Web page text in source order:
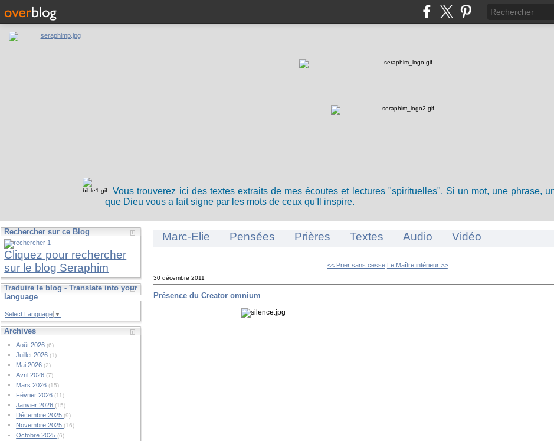
Vous trouverez ici des textes extraits de mes écoutes et lectures "spirituelles". Si un mot, une phrase,
que Dieu vous a fait signe par les mots de ceux qu'Il inspire.
Rechercher sur ce Blog
Cliquez pour rechercher
sur le blog Seraphim
Traduire le blog - Translate into your
language
Select Language ▼
Archives
Août 2026(6)
Juillet 2026(1)
Mai 2026(2)
Avril 2026(7)
Mars 2026(15)
Février 2026(11)
Janvier 2026(15)
Décembre 2025(9)
Novembre 2025(16)
Octobre 2025(6)
Marc-Elie Pensées Prières Textes Audio Vidéo
<< Prier sans cesse Le Maître intérieur >>
30 décembre 2011
Présence du Creator omnium